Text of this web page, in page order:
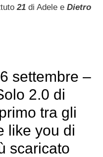
21 di Adele e Dietro
settembre –
2.0 di
tra gli
like you di
scaricato